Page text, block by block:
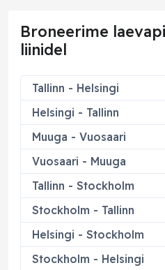
Broneerime
liinidel
Tallinn - Helsingi
Helsingi - Tallinn
Muuga - Vuosaari
Vuosaari - Muuga
Tallinn - Stockholm
Stockholm - Tallinn
Helsingi - Stockholm
Stockholm - Helsingi